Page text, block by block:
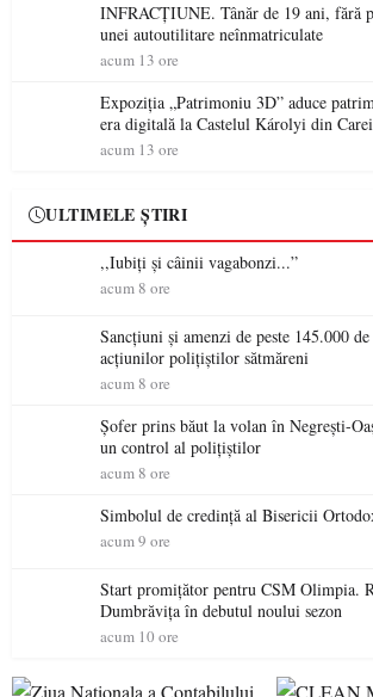
INFRACȚIUNE. Tânăr de 19 ani, fără
unei autoutilitare neînmatriculate
acum 13 ore
Expoziția „Patrimoniu 3D” aduce
era digitală la Castelul Károlyi din Carei
acum 13 ore
ULTIMELE ȘTIRI
,,Iubiți și câinii vagabonzi...”
acum 8 ore
Sancțiuni și amenzi de peste 145.000
acțiunilor polițiștilor sătmăreni
acum 8 ore
Șofer prins băut la volan în Negrești-
un control al polițiștilor
acum 8 ore
Simbolul de credinţă al Bisericii
acum 9 ore
Start promițător pentru CSM Olimpia.
Dumbrăvița în debutul noului sezon
acum 10 ore